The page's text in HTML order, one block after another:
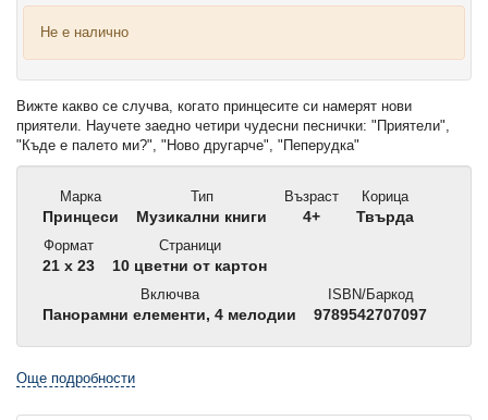
Не е налично
Вижте какво се случва, когато принцесите си намерят нови
приятели. Научете заедно четири чудесни песнички: "Приятели",
"Къде е палето ми?", "Ново другарче", "Пеперудка"
Марка
Принцеси
Тип
Музикални книги
Възраст
4+
Корица
Твърда
Формат
21 x 23
Страници
10 цветни от картон
Включва
Панорамни елементи, 4 мелодии
ISBN/Баркод
9789542707097
Още подробности